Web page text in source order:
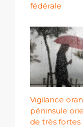
fédérale
Vigilance
péninsule
de très